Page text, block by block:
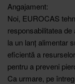
Angajament:
Noi, EUROCAS
responsabilitatea
la un lanț alimentar
eficientă a
pentru a preveni
Ca urmare, pe